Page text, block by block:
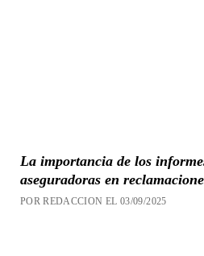
La importancia de los
aseguradoras en
POR REDACCION EL 03/09/2025